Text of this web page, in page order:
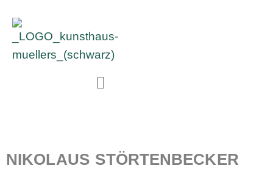
NIKOLAUS STÖRTENBECKER